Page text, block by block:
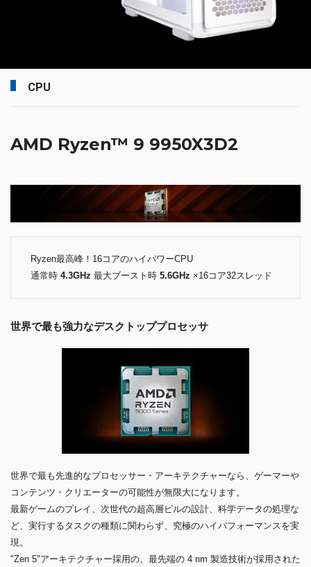
CPU
AMD Ryzen™ 9 9950X3D2
Ryzen最高峰！16コアのハイパワーCPU
通常時 4.3GHz 最大ブースト時 5.6GHz ×16コア32スレッド
世界で最も強力なデスクトッププロセッサ
世界で最も先進的なプロセッサー・アーキテクチャーなら、ゲーマーや
コンテンツ・クリエーターの可能性が無限大になります。
最新ゲームのプレイ、次世代の超高層ビルの設計、科学データの処理な
ど、実行するタスクの種類に関わらず、究極のハイパフォーマンスを実
現。
"Zen 5"アーキテクチャー採用の、最先端の 4 nm 製造技術が採用された